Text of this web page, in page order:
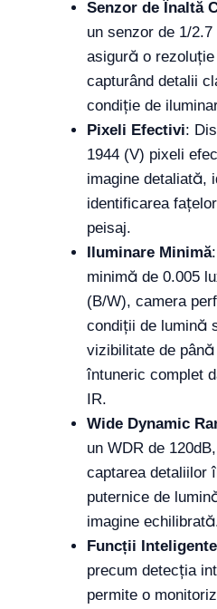
Senzor de Înaltă
un senzor de 1/
asigură o
capturând detalii
condiție de
Pixeli Efectivi:
1944 (V) pixeli
imagine detaliată,
identificarea
peisaj.
Iluminare Minimă
minimă de 0.005
(B/W), camera
condiții de lumină
vizibilitate de
întuneric complet
IR.
Wide Dynamic
un WDR de
captarea detaliilor
puternice de
imagine
Funcții Inteligente
precum detecția
permite o